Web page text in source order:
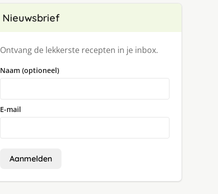
Nieuwsbrief
Ontvang de lekkerste recepten in je inbox.
Naam (optioneel)
E-mail
Aanmelden